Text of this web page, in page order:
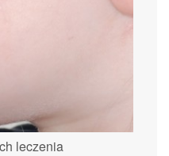
leczenia